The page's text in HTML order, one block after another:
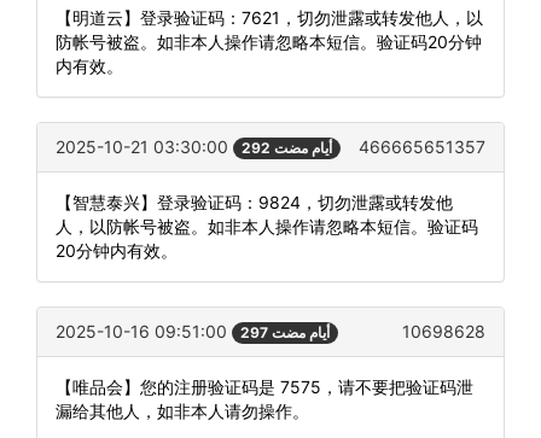
【明道云】登录验证码：7621，切勿泄露或转发他人，以
防帐号被盗。如非本人操作请忽略本短信。验证码20分钟
内有效。
2025-10-21 03:30:00 292 أيام مضت 466665651357
【智慧泰兴】登录验证码：9824，切勿泄露或转发他
人，以防帐号被盗。如非本人操作请忽略本短信。验证码
20分钟内有效。
2025-10-16 09:51:00 297 أيام مضت 10698628
【唯品会】您的注册验证码是 7575，请不要把验证码泄
漏给其他人，如非本人请勿操作。